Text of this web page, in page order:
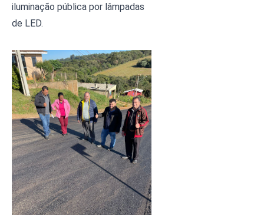
iluminação pública por lâmpadas
de LED.